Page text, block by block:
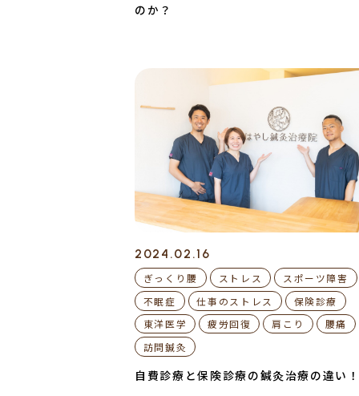
のか？
2024.02.16
ぎっくり腰 ストレス
スポーツ障害
不眠症
仕事のストレス
保険診療
東洋医学
疲労回復 肩こり
腰痛
訪問鍼灸
自費診療と保険診療の鍼灸治療の違い